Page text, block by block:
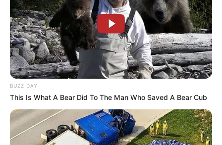
BUZZ DAY
This Is What A Bear Did To The Man Who Saved A Bear Cub